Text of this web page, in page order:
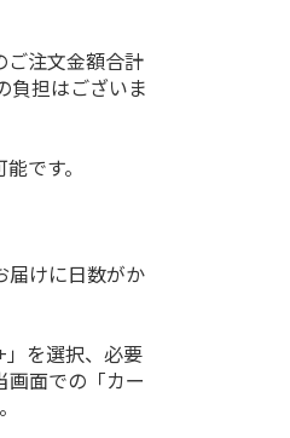
注文金額合計
負担はございま
です。
けに日数がか
を選択、必要
面での「カー